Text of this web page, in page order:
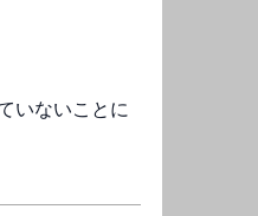
いないことに